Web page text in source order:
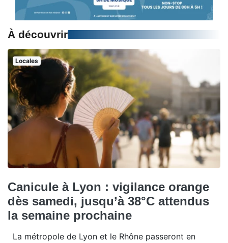
À découvrir
Locales
Canicule à Lyon : vigilance orange
dès samedi, jusqu’à 38°C attendus
la semaine prochaine
La métropole de Lyon et le Rhône passeront en